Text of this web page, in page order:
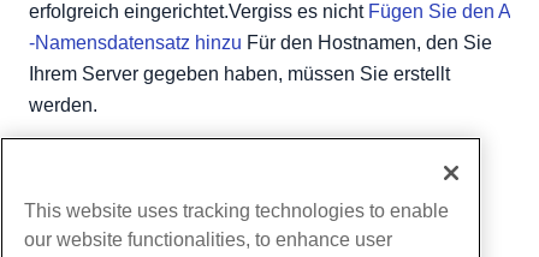
erfolgreich eingerichtet.Vergiss es nicht Fügen Sie den A
-Namensdatensatz hinzu Für den Hostnamen, den Sie
Ihrem Server gegeben haben, müssen Sie erstellt
werden.
Kopieren URL
This website uses tracking technologies to enable
our website functionalities, to enhance user